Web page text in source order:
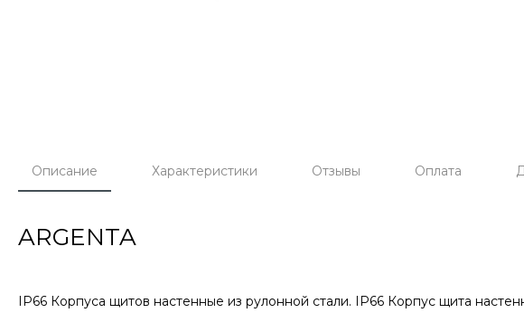
Описание Характеристики Отзывы Оплата
ARGENTA
IP66 Корпуса щитов настенные из рулонной стали. IP66 Корпус щита